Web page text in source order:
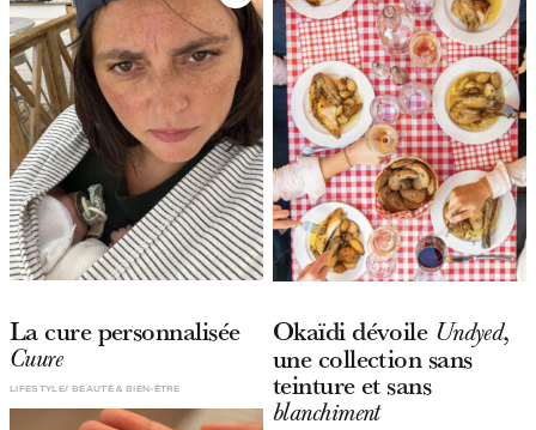
La cure personnalisée
Cuure
BEAUTÉ & BIEN-ÊTRE
LIFESTYLE
Okaïdi dévoile Undyed,
une collection sans
teinture et sans
blanchiment